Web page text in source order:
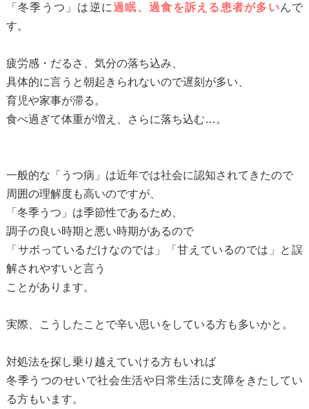
「冬季うつ」は逆に過眠、過食を訴える患者が多いんで
す。
疲労感・だるさ、気分の落ち込み、
具体的に言うと朝起きられないので遅刻が多い、
育児や家事が滞る。
食べ過ぎて体重が増え、さらに落ち込む…。
一般的な「うつ病」は近年では社会に認知されてきたので
周囲の理解度も高いのですが、
「冬季うつ」は季節性であるため、
調子の良い時期と悪い時期があるので
「サボっているだけなのでは」「甘えているのでは」と誤
解されやすいと言う
ことがあります。
実際、こうしたことで辛い思いをしている方も多いかと。
対処法を探し乗り越えていける方もいれば
冬季うつのせいで社会生活や日常生活に支障をきたしてい
る方もいます。